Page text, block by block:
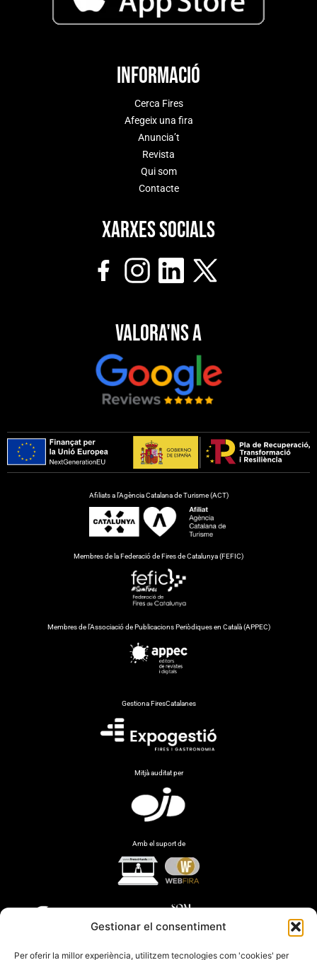
Gestionar el consentiment
Per oferir la millor experiència, utilitzem tecnologies com 'cookies' per
Informació
Cerca Fires
Afegeix una fira
Anuncia’t
Revista
Qui som
Contacte
Xarxes socials
Valora'ns a
Afiliats a l’Agència Catalana de Turisme (ACT)
Membres de la Federació de Fires de Catalunya (FEFIC)
Membres de l’Associació de Publicacions Periòdiques en Català (APPEC)
Gestiona FiresCatalanes
Mitjà auditat per
Amb el suport de